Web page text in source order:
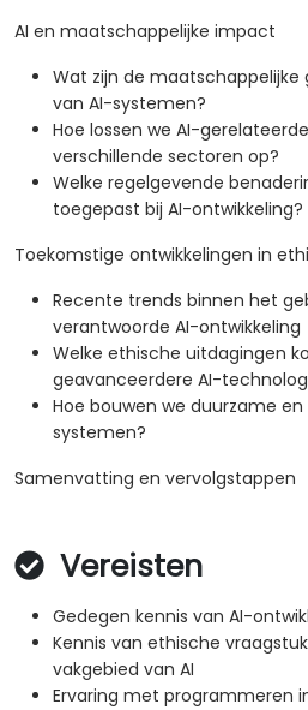
AI en maatschappelijke impact
Wat zijn de
van AI-systemen?
Hoe lossen we AI-
verschillende sectoren op?
Welke regelgevende
toegepast bij AI-ontwikkeling?
Toekomstige ontwikkelingen in
Recente trends binnen het
verantwoorde AI-ontwikkeling
Welke ethische uitdagingen
geavanceerdere AI-
Hoe bouwen we duurzame
systemen?
Samenvatting en vervolgstappen
Vereisten
Gedegen kennis van AI-
Kennis van ethische
vakgebied van AI
Ervaring met programmeren